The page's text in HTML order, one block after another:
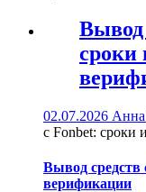
Вывод
сроки
02.07.2026 Анна
с Fonbet: сроки
Вывод средств
верификации